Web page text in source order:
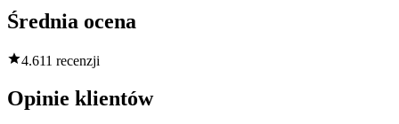
Średnia ocena
4.611 recenzji
Opinie klientów